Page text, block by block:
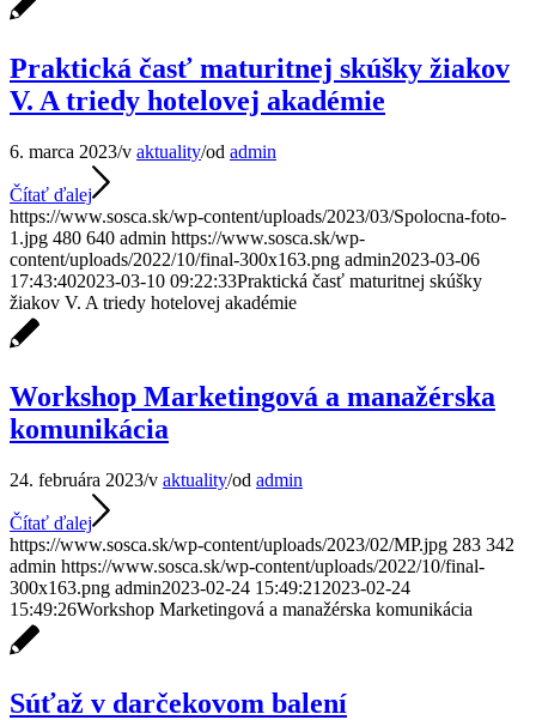
Praktická časť maturitnej skúšky žiakov
V. A triedy hotelovej akadémie
6. marca 2023/v aktuality/od admin
Čítať ďalej
https://www.sosca.sk/wp-content/uploads/2023/03/Spolocna-foto-
1.jpg 480 640 admin https://www.sosca.sk/wp-
content/uploads/2022/10/final-300x163.png admin2023-03-06
17:43:402023-03-10 09:22:33Praktická časť maturitnej skúšky
žiakov V. A triedy hotelovej akadémie
Workshop Marketingová a manažérska
komunikácia
24. februára 2023/v aktuality/od admin
Čítať ďalej
https://www.sosca.sk/wp-content/uploads/2023/02/MP.jpg 283 342
admin https://www.sosca.sk/wp-content/uploads/2022/10/final-
300x163.png admin2023-02-24 15:49:21 2023-02-24
15:49:26Workshop Marketingová a manažérska komunikácia
Súťaž v darčekovom balení